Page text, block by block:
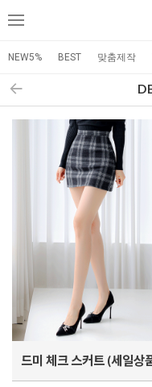
메
NEW5% BEST 맞춤제작
드미 체크 스커트 (세일상